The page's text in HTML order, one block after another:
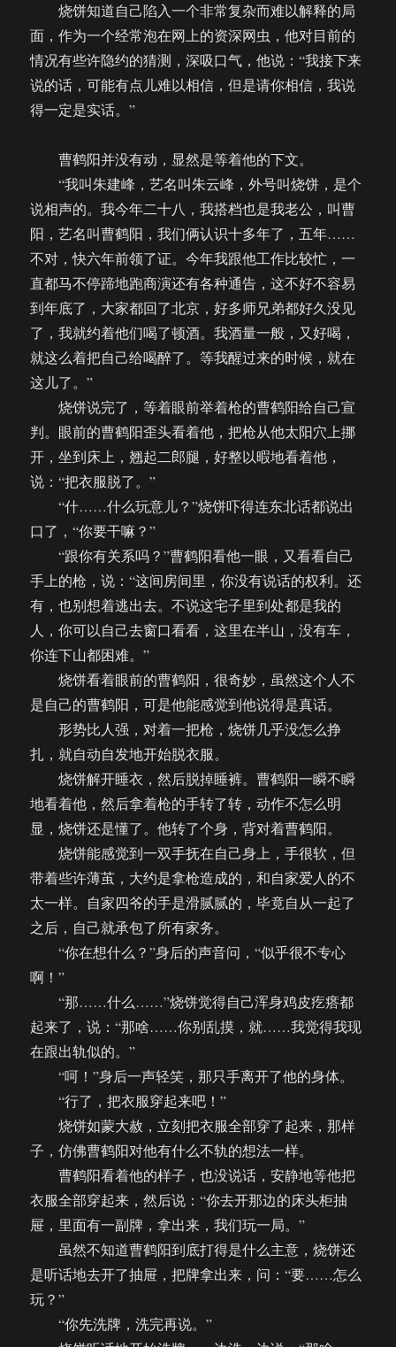
烧饼知道自己陷入一个非常复杂而难以解释的局
面，作为一个经常泡在网上的资深网虫，他对目前的
情况有些许隐约的猜测，深吸口气，他说：“我接下来
说的话，可能有点儿难以相信，但是请你相信，我说
得一定是实话。”
曹鹤阳并没有动，显然是等着他的下文。
“我叫朱建峰，艺名叫朱云峰，外号叫烧饼，是个
说相声的。我今年二十八，我搭档也是我老公，叫曹
阳，艺名叫曹鹤阳，我们俩认识十多年了，五年……
不对，快六年前领了证。今年我跟他工作比较忙，一
直都马不停蹄地跑商演还有各种通告，这不好不容易
到年底了，大家都回了北京，好多师兄弟都好久没见
了，我就约着他们喝了顿酒。我酒量一般，又好喝，
就这么着把自己给喝醉了。等我醒过来的时候，就在
这儿了。”
烧饼说完了，等着眼前举着枪的曹鹤阳给自己宣
判。眼前的曹鹤阳歪头看着他，把枪从他太阳穴上挪
开，坐到床上，翘起二郎腿，好整以暇地看着他，
说：“把衣服脱了。”
“什……什么玩意儿？”烧饼吓得连东北话都说出
口了，“你要干嘛？”
“跟你有关系吗？”曹鹤阳看他一眼，又看看自己
手上的枪，说：“这间房间里，你没有说话的权利。还
有，也别想着逃出去。不说这宅子里到处都是我的
人，你可以自己去窗口看看，这里在半山，没有车，
你连下山都困难。”
烧饼看着眼前的曹鹤阳，很奇妙，虽然这个人不
是自己的曹鹤阳，可是他能感觉到他说得是真话。
形势比人强，对着一把枪，烧饼几乎没怎么挣
扎，就自动自发地开始脱衣服。
烧饼解开睡衣，然后脱掉睡裤。曹鹤阳一瞬不瞬
地看着他，然后拿着枪的手转了转，动作不怎么明
显，烧饼还是懂了。他转了个身，背对着曹鹤阳。
烧饼能感觉到一双手抚在自己身上，手很软，但
带着些许薄茧，大约是拿枪造成的，和自家爱人的不
太一样。自家四爷的手是滑腻腻的，毕竟自从一起了
之后，自己就承包了所有家务。
“你在想什么？”身后的声音问，“似乎很不专心
啊！”
“那……什么……”烧饼觉得自己浑身鸡皮疙瘩都
起来了，说：“那啥……你别乱摸，就……我觉得我现
在跟出轨似的。”
“呵！”身后一声轻笑，那只手离开了他的身体。
“行了，把衣服穿起来吧！”
烧饼如蒙大赦，立刻把衣服全部穿了起来，那样
子，仿佛曹鹤阳对他有什么不轨的想法一样。
曹鹤阳看着他的样子，也没说话，安静地等他把
衣服全部穿起来，然后说：“你去开那边的床头柜抽
屉，里面有一副牌，拿出来，我们玩一局。”
虽然不知道曹鹤阳到底打得是什么主意，烧饼还
是听话地去开了抽屉，把牌拿出来，问：“要……怎么
玩？”
“你先洗牌，洗完再说。”